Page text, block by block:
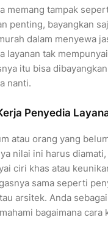
memang tampak
penting, bayangkan
dalam menyewa
layanan tak
itu bisa
nanti.
Penyedia
atau orang yang
nilai ini harus
ciri khas atau
sama seperti
arsitek. Anda
bagaimana cara